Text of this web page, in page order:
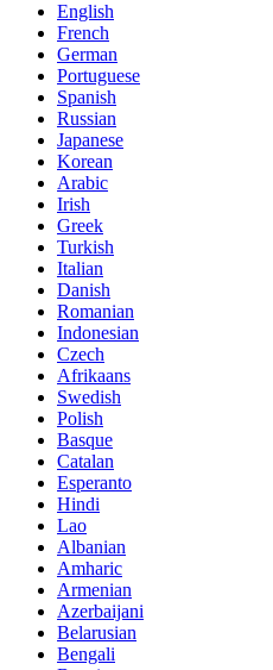
English
French
German
Portuguese
Spanish
Russian
Japanese
Korean
Arabic
Irish
Greek
Turkish
Italian
Danish
Romanian
Indonesian
Czech
Afrikaans
Swedish
Polish
Basque
Catalan
Esperanto
Hindi
Lao
Albanian
Amharic
Armenian
Azerbaijani
Belarusian
Bengali